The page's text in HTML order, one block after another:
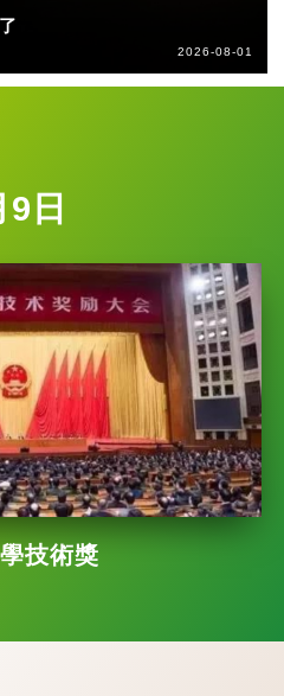
2026-08-01
日
技術獎